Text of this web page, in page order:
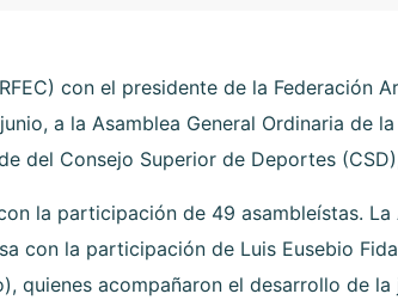
con el presidente de la Federación
a la Asamblea General Ordinaria de
del Consejo Superior de Deportes
la participación de 49 asambleístas. La
con la participación de Luis Eusebio
quienes acompañaron el desarrollo de